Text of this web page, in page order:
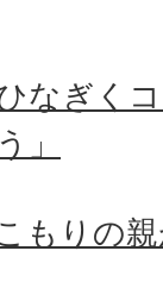
なぎく
」
もりの